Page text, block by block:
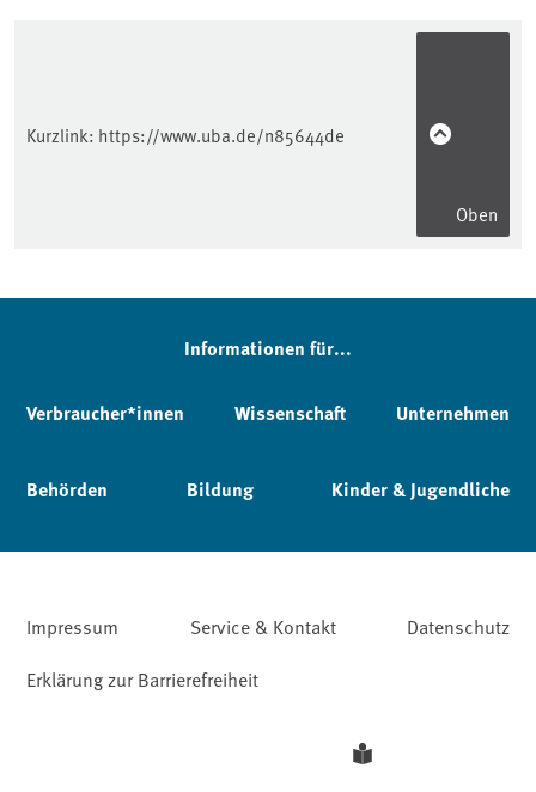
Kurzlink: https://www.uba.de/n85644de
Oben
Informationen für...
Verbraucher*innen Wissenschaft Unternehmen
Behörden Bildung Kinder & Jugendliche
Impressum Service & Kontakt
Datenschutz
Erklärung zur Barrierefreiheit